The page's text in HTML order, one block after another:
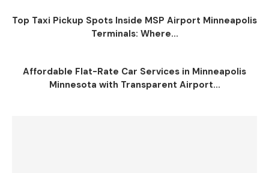
Top Taxi Pickup Spots Inside MSP Airport Minneapolis
Terminals: Where...
Affordable Flat-Rate Car Services in Minneapolis
Minnesota with Transparent Airport...